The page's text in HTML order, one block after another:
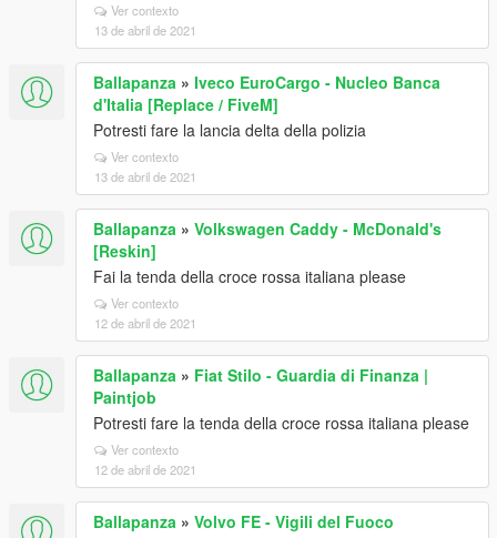
Ver contexto
13 de abril de 2021
Ballapanza » Iveco EuroCargo - Nucleo Banca
d'Italia [Replace / FiveM]
Potresti fare la lancia delta della polizia
Ver contexto
13 de abril de 2021
Ballapanza » Volkswagen Caddy - McDonald's
[Reskin]
Fai la tenda della croce rossa italiana please
Ver contexto
12 de abril de 2021
Ballapanza » Fiat Stilo - Guardia di Finanza |
Paintjob
Potresti fare la tenda della croce rossa italiana please
Ver contexto
12 de abril de 2021
Ballapanza » Volvo FE - Vigili del Fuoco